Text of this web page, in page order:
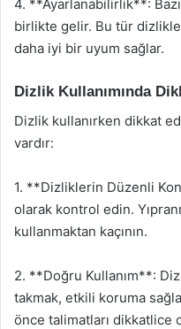
4. **Ayarlanabilirlik**:
birlikte gelir. Bu tür
daha iyi bir uyum sağlar.
Dizlik Kullanımında
Dizlik kullanırken dikkat
vardır:
1. **Dizliklerin Düzenli
olarak kontrol edin.
kullanmaktan kaçının.
2. **Doğru Kullanım**:
takmak, etkili koruma
önce talimatları dikkatlice